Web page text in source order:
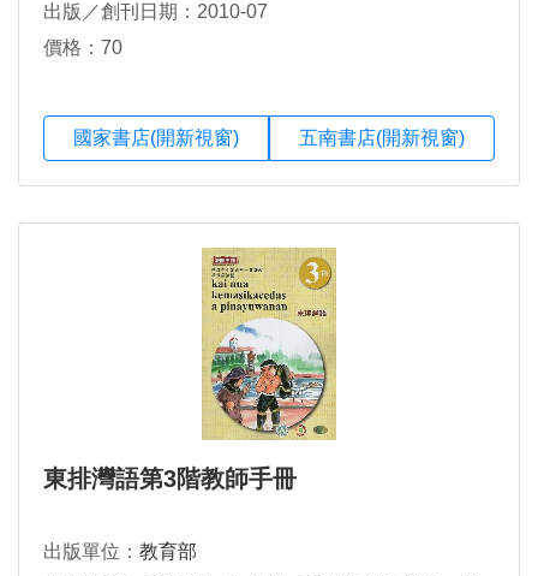
出版／創刊日期：2010-07
價格：70
國家書店(開新視窗) 五南書店(開新視窗)
東排灣語第3階教師手冊
出版單位： 教育部